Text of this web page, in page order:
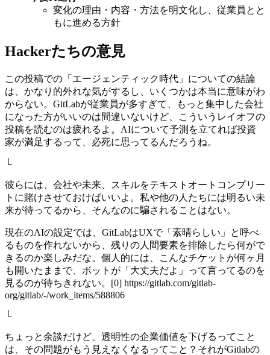
変化の理由・内容・方法を明文化し、従業員とと
もに進める方針
Hackerたちの意見
この投稿での「エージェンティック時代」についての結論
は、かなり的外れな気がするし、いくつかは本当に意味がわ
からない。GitLabが従業員が多すぎて、もっと集中した会社
になった方がいいのは間違いないけど、こういうレイオフの
投稿を読むのは疲れるよ。AIについて予測を立てれば投資
家が満足するって、必死に思ってるんだろうね。
└
彼らには、会社や未来、スキルをテキストオートコンプリー
トに賭けさせておけばいいよ。私や他の人たちには明るい未
来が待ってるから、そんなのに騙されることはない。
現在のAIの設定では、GitLabはUXで「素晴らしい」と呼べ
るものを作れないから、残りの人間要素を排除したら何がで
きるのか楽しみだな。個人的には、こんなチケットが何ヶ月
も開いたままで、ボットが「大丈夫だよ」って言ってるのを
見るのが待ちきれない。[0] https://gitlab.com/gitlab-
org/gitlab/-/work_items/588806
└
ちょっと余談だけど、透明性の企業価値を下げるってこと
は、その問題がもう見えなくなるってこと？それがGitlabの